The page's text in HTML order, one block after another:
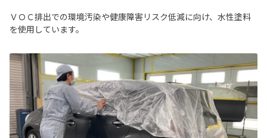
ＶＯＣ排出での環境汚染や健康障害リスク低減に向け、水性塗料
を使用しています。